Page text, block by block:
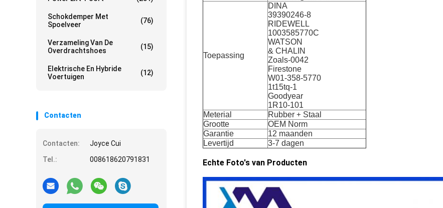
Schokdemper Met
Spoelveer
(76)
Verzameling Van De
Overdrachtshoes
(15)
Elektrische En Hybride
Voertuigen
(12)
Contacten
Contacten:
Joyce Cui
Tel.:
008618620791831
Toepassing
DINA
39390246-8
RIDEWELL
1003585770C
WATSON
& CHALIN
Zoals-0042
Firestone
W01-358-5770
1t15tq-1
Goodyear
1R10-101
Meterial
Rubber + Staal
Grootte
OEM Norm
Garantie
12 maanden
Levertijd
3-7 dagen
Echte Foto's van Producten